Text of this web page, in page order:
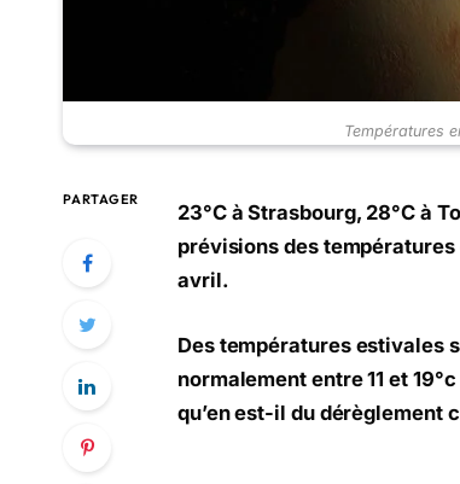
Températures
PARTAGER
23°C à Strasbourg, 28°C à
prévisions des températures
avril.
Des températures estivales
normalement entre 11 et
qu’en est-il du dérèglement